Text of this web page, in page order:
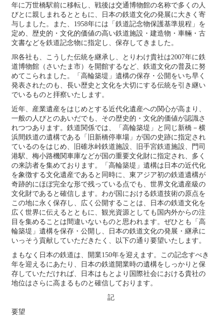
年に万世橋駅前に移転し、戦後は交通博物館の名称で多くの人
びとに親しまれるとともに、日本の鉄道文化の発展に大きく寄
与しました。また、1958年には「鉄道記念物保護基準規程」を
定め、歴史的・文化的価値の高い鉄道施設・建造物・車輛・古
文書などを鉄道記念物に指定し、保存してきました。
JR各社も、こうした伝統を継承し、とりわけ貴社は2007年に鉄
道博物館（さいたま市）を開館するなど、鉄道文化の普及に努
めてこられました。「高輪築堤」遺構の保存・公開をいち早く
発表されたのも、長い歴史と文化を大切にする伝統を引き継い
でいるものと拝察いたします。
近年、産業遺産をはじめとする近代化遺産への関心が高まり、
一般の人びとのあいだでも、その歴史的・文化的価値が認識さ
れつつあります。鉄道関係では、「高輪築堤」と同じ新橋－横
浜間鉄道の遺構である「旧新橋停車場」が国の史跡に指定され
ているのをはじめ、旧碓氷峠鉄道施設、旧手宮鉄道施設、門司
港駅、梅小路機関車庫などが国の重要文化財に指定され、多く
の来訪者を集めております。「高輪築堤」遺構は日本の近代化
を象徴する文化遺産であると同時に、東アジア初の鉄道遺構が
奇跡的にほぼ完全な形で残っている点でも、世界文化遺産級の
文化財であると確信します。わが国における鉄道技術の原点を
この地に永く保存し、広く公開することは、日本の鉄道文化を
広く世界に伝えるとともに、観光資源としても国内外からの注
目を集めることは間違いないものと思われます。ぜひとも「高
輪築堤」遺構を保存・公開し、日本の鉄道文化の発展・継承に
いっそう貢献していただきたく、以下の通り要望いたします。
まもなく日本の鉄道は、開業150年を迎えます。この記念すべき
年を迎えるにあたり、日本の鉄道開業時の遺構をしっかりと保
存していただければ、日本はもとより国際社会における貴社の
地位はさらに高まるものと確信しております。
記
要望